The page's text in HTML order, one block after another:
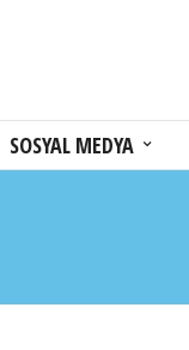
SOSYAL MEDYA